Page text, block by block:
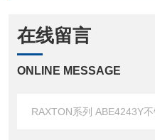
在线留言
ONLINE MESSAGE